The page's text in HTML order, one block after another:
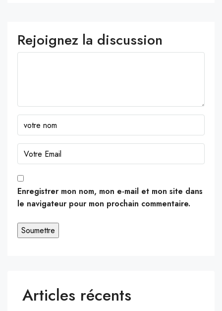
Rejoignez la discussion
Enregistrer mon nom, mon e-mail et mon site dans
le navigateur pour mon prochain commentaire.
Articles récents